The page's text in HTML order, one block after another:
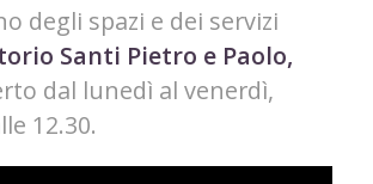
degli spazi e dei servizi
Santi Pietro e Paolo,
dal lunedì al venerdì,
12.30.